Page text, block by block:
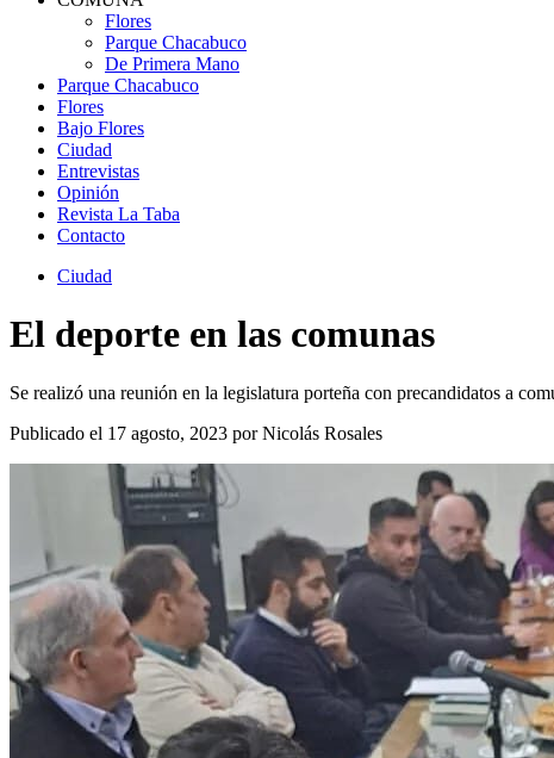
Flores
Parque Chacabuco
De Primera Mano
Parque Chacabuco
Flores
Bajo Flores
Ciudad
Entrevistas
Opinión
Revista La Taba
Contacto
Ciudad
El deporte en las comunas
Se realizó una reunión en la legislatura porteña con precandidatos a
Publicado el 17 agosto, 2023 por Nicolás Rosales